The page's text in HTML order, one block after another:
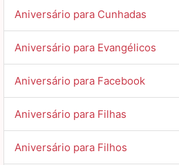
Aniversário para Cunhadas
Aniversário para Evangélicos
Aniversário para Facebook
Aniversário para Filhas
Aniversário para Filhos